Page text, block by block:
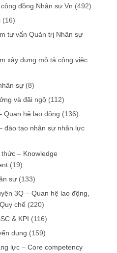
đồng Nhân sự Vn (492)
(16)
tư vấn Quản trị Nhân sự
xây dựng mô tả công việc
sự (8)
và đãi ngộ (112)
Quan hệ lao động (136)
đào tạo nhân sự nhân lực
– Knowledge
(19)
sự (133)
3Q – Quan hệ lao động,
chế (220)
& KPI (116)
dụng (159)
lực – Core competency